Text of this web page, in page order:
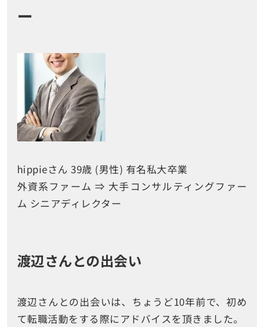
ー
hippieさん 39歳 (男性) 有名私大卒業
外資系ファーム ⇒ 大手コンサルティングファー
ム シニアディレクター
渡辺さんとの出会い
渡辺さんとの出会いは、ちょうど10年前で、初め
て転職活動をする際にアドバイスを頂きました。